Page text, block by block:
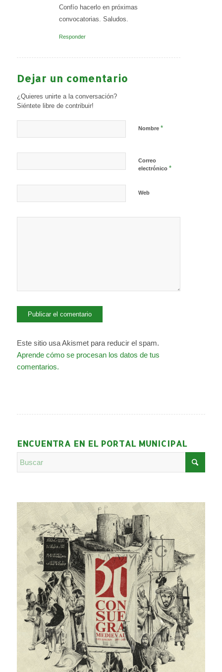
Confío hacerlo en próximas
convocatorias. Saludos.
Responder
Dejar un comentario
¿Quieres unirte a la conversación?
Siéntete libre de contribuir!
Nombre *
Correo
electrónico *
Web
Este sitio usa Akismet para reducir el spam.
Aprende cómo se procesan los datos de tus
comentarios.
ENCUENTRA EN EL PORTAL MUNICIPAL